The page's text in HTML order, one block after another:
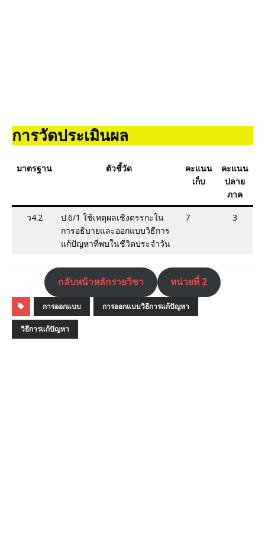
การวัดประเมินผล
มาตรฐาน ตัวชี้วัด
คะแนน
เก็บ
คะแนน
ปลาย
ภาค
ว4.2
ป.6/1 ใช้เหตุผลเชิงตรรกะใน
การอธิบายและออกแบบวิธีการ
แก้ปัญหาที่พบในชีวิตประจำวัน
7 3
กลับหน้าหลักรายวิชา หน่วยที่ 2
การออกแบบ การออกแบบวิธีการแก้ปัญหา
วิธีการแก้ปัญหา